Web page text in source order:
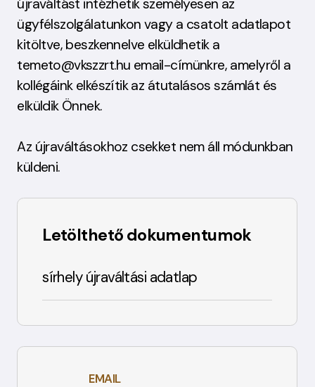
újraváltást intézhetik személyesen az
ügyfélszolgálatunkon vagy a csatolt adatlapot
kitöltve, beszkennelve elküldhetik a
temeto@vkszzrt.hu email-címünkre, amelyről a
kollégáink elkészítik az átutalásos számlát és
elküldik Önnek.
Az újraváltásokhoz csekket nem áll módunkban
küldeni.
Letölthető dokumentumok
sírhely újraváltási adatlap
EMAIL